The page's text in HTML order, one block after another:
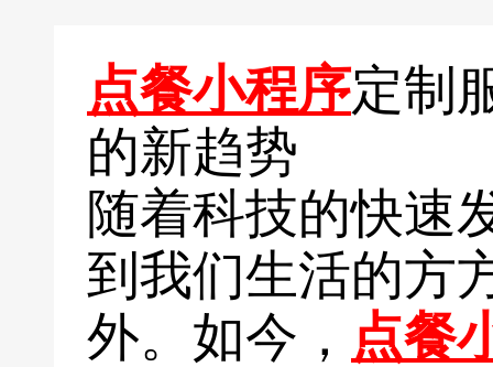
点餐小程序定制
的新趋势
随着科技的快速
到我们生活的方
外。如今， 点餐